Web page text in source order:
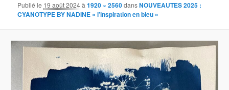
Publié le 19 août 2024à1920 × 2560dansNOUVEAUTES 2025 :
CYANOTYPE BY NADINE « l’inspiration en bleu »